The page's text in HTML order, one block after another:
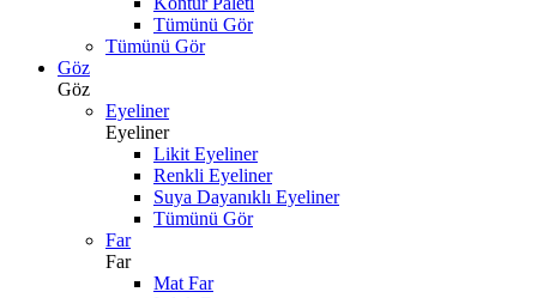
Tümünü Gör
Tümünü Gör
Göz
Göz
Eyeliner
Eyeliner
Likit Eyeliner
Renkli Eyeliner
Suya Dayanıklı Eyeliner
Tümünü Gör
Far
Far
Mat Far